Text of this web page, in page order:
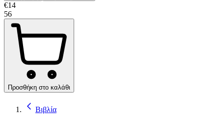
€14
56
Προσθήκη στο καλάθι
Βιβλία